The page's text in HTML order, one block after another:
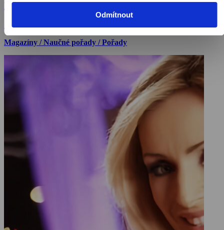
Odmítnout
Noční Praha
2019, Česká republika, 50 min
Magazíny / Naučné pořady / Pořady